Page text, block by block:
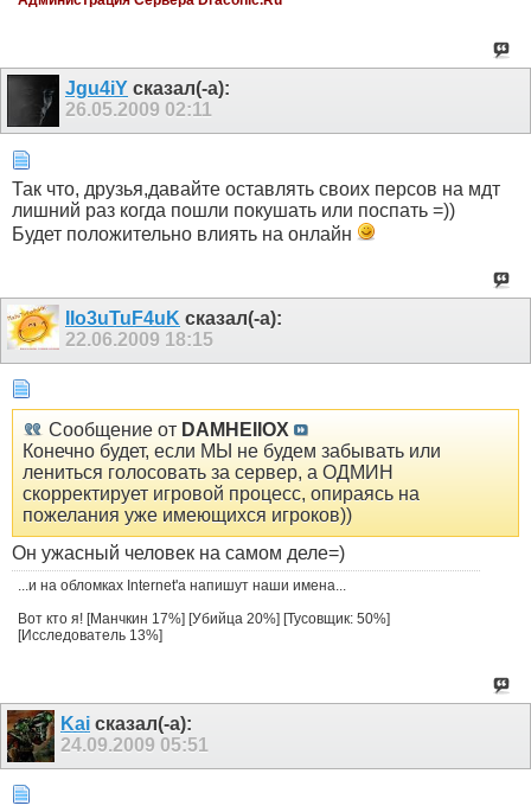
Jgu4iY сказал(-а):
26.05.2009 02:11
Так что, друзья,давайте оставлять своих персов на мдт
лишний раз когда пошли покушать или поспать =))
Будет положительно влиять на онлайн
IIo3uTuF4uK сказал(-а):
22.06.2009 18:15
Сообщение от DAMHEIIOX
Конечно будет, если МЫ не будем забывать или
лениться голосовать за сервер, а ОДМИН
скорректирует игровой процесс, опираясь на
пожелания уже имеющихся игроков))
Он ужасный человек на самом деле=)
...и на обломках Internet'a напишут наши имена...
Вот кто я! [Манчкин 17%] [Убийца 20%] [Тусовщик: 50%]
[Исследователь 13%]
Kai сказал(-а):
24.09.2009 05:51